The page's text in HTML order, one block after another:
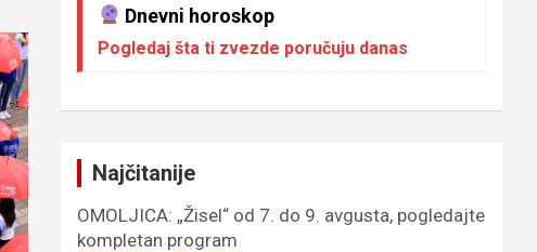
Dnevni horoskop
Pogledaj šta ti zvezde poručuju danas
Najčitanije
OMOLJICA: „Žisel“ od 7. do 9. avgusta, pogledajte
kompletan program